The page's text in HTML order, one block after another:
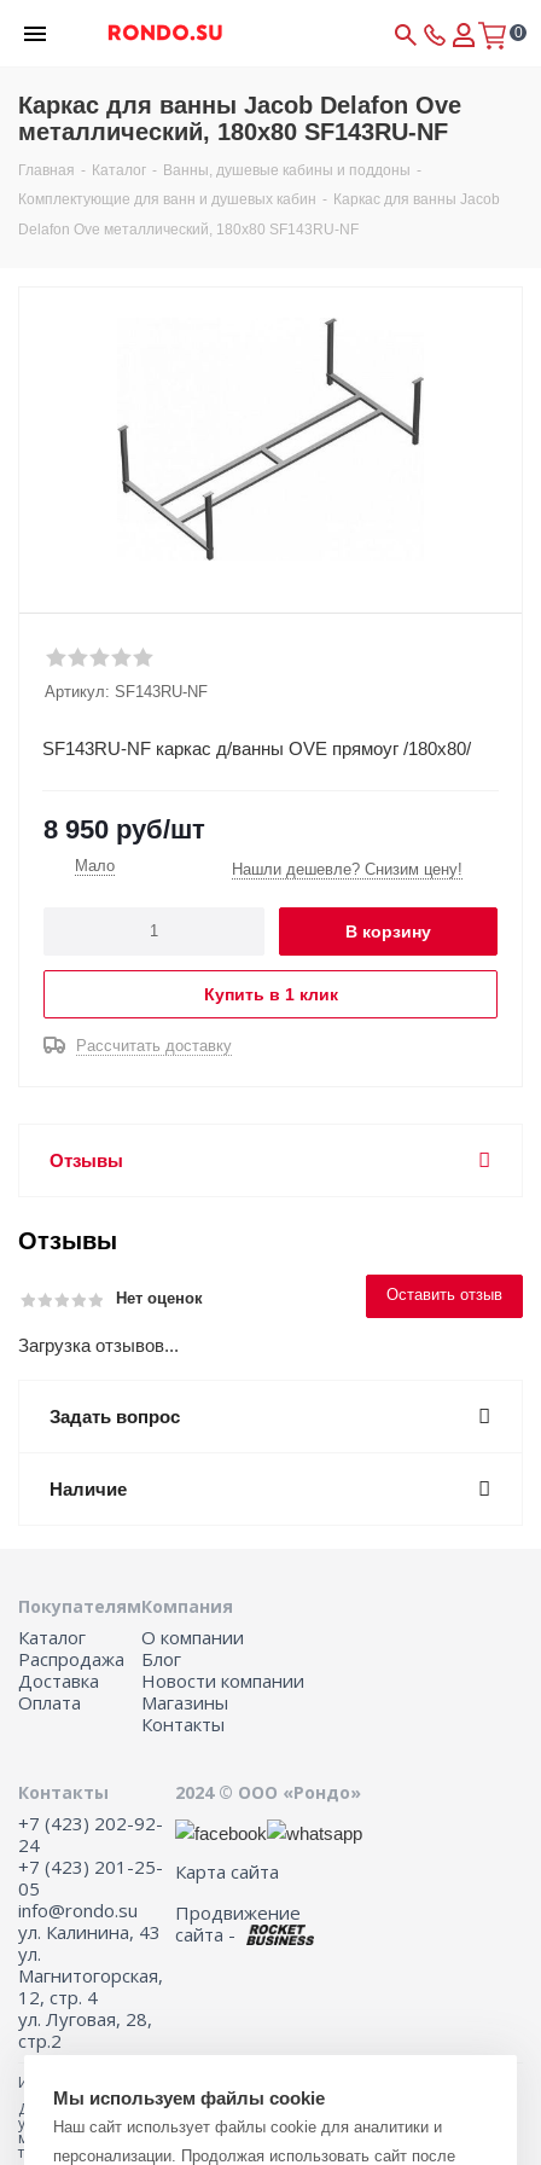
0
Каркас для ванны Jacob Delafon Ove
металлический, 180х80 SF143RU-NF
Главная - Каталог - Ванны, душевые кабины и поддоны -
Комплектующие для ванн и душевых кабин - Каркас для ванны Jacob
Delafon Ove металлический, 180х80 SF143RU-NF
Артикул: SF143RU-NF
SF143RU-NF каркас д/ванны OVE прямоуг /180x80/
8 950 руб/шт
Мало Нашли дешевле? Снизим цену!
В корзину
Купить в 1 клик
Рассчитать доставку
Отзывы
Отзывы
Нет оценок Оставить отзыв
Загрузка отзывов...
Задать вопрос
Наличие
Покупателям
Каталог
Распродажа
Доставка
Оплата
Компания
О компании
Блог
Новости компании
Магазины
Контакты
Контакты
+7 (423) 202-92-
24
+7 (423) 201-25-
05
info@rondo.su
ул. Калинина, 43
ул.
Магнитогорская,
12, стр. 4
ул. Луговая, 28,
стр.2
2024 © ООО «Рондо»
Карта сайта
Продвижение
сайта -
Информация на сайте не является публичной офертой.
Для получения подробной информации о наличии и стоимости
указанных товаров и (или) услуг, пожалуйста, обращайтесь к
менеджеру сайта с помощью специальной формы связи или по
телефону 8 (423) 201-25-05
Мы используем файлы cookie
Наш сайт использует файлы cookie для аналитики и
персонализации. Продолжая использовать сайт после